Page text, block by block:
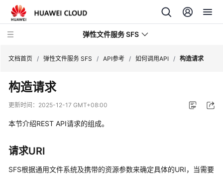
弹性文件服务 SFS
最
新
态
服
务
公
文档首页 / 弹性文件服务 SFS / API参考 / 如何调用API / 构造请求
构造请求
更新时间： 2025-12-17 GMT+08:00
本节介绍REST API请求的组成。
请求URI
SFS根据通用文件系统及携带的资源参数来确定具体的URI，当需要